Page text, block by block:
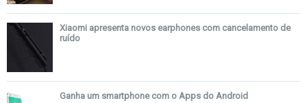
Xiaomi apresenta novos earphones com cancelamento de
ruído
Ganha um smartphone com o Apps do Android